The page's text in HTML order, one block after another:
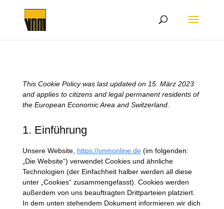
This Cookie Policy was last updated on 15. März 2023
and applies to citizens and legal permanent residents of
the European Economic Area and Switzerland.
1. Einführung
Unsere Website, https://vnmonline.de(im folgenden:
„Die Website“) verwendet Cookies und ähnliche
Technologien (der Einfachheit halber werden all diese
unter „Cookies“ zusammengefasst). Cookies werden
außerdem von uns beauftragten Drittparteien platziert.
In dem unten stehendem Dokument informieren wir dich